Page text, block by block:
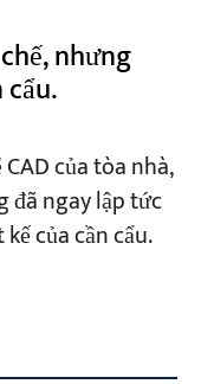
nhưng
của tòa nhà,
đã ngay lập tức
của cần cẩu.